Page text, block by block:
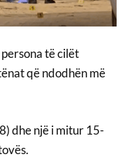
të cilët
që ndodhën më
dhe një i mitur 15-